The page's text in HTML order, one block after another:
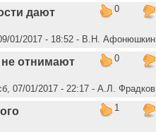
0
дают
01/2017 - 18:52 - В.Н. Афонюшкин
0
не отнимают
07/01/2017 - 22:17 - А.Л. Фрадков
1